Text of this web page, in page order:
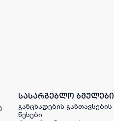
სასარგებლო ბმულები
განცხადების განთავსების
წესები